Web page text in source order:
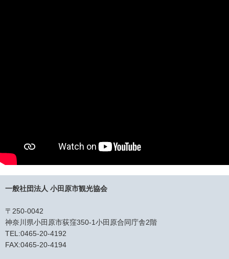
一般社団法人 小田原市観光協会
〒250-0042
神奈川県小田原市荻窪350-1小田原合同庁舎2階
TEL:0465-20-4192
FAX:0465-20-4194